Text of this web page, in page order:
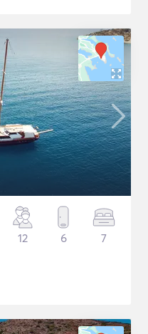
12 6 7